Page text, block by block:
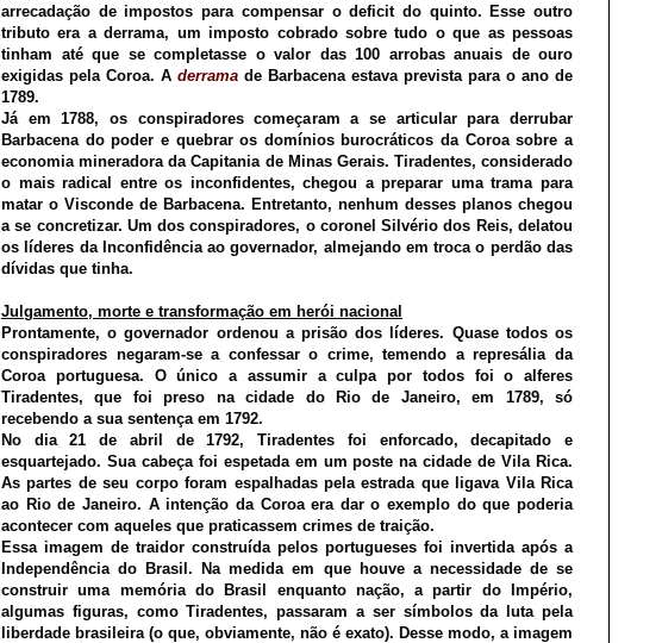
arrecadação de impostos para compensar o deficit do quinto. Esse outro
tributo era a derrama, um imposto cobrado sobre tudo o que as pessoas
tinham até que se completasse o valor das 100 arrobas anuais de ouro
exigidas pela Coroa. A derrama de Barbacena estava prevista para o ano de
1789.
Já em 1788, os conspiradores começaram a se articular para derrubar
Barbacena do poder e quebrar os domínios burocráticos da Coroa sobre a
economia mineradora da Capitania de Minas Gerais. Tiradentes, considerado
o mais radical entre os inconfidentes, chegou a preparar uma trama para
matar o Visconde de Barbacena. Entretanto, nenhum desses planos chegou
a se concretizar. Um dos conspiradores, o coronel Silvério dos Reis, delatou
os líderes da Inconfidência ao governador, almejando em troca o perdão das
dívidas que tinha.
Julgamento, morte e transformação em herói nacional
Prontamente, o governador ordenou a prisão dos líderes. Quase todos os
conspiradores negaram-se a confessar o crime, temendo a represália da
Coroa portuguesa. O único a assumir a culpa por todos foi o alferes
Tiradentes, que foi preso na cidade do Rio de Janeiro, em 1789, só
recebendo a sua sentença em 1792.
No dia 21 de abril de 1792, Tiradentes foi enforcado, decapitado e
esquartejado. Sua cabeça foi espetada em um poste na cidade de Vila Rica.
As partes de seu corpo foram espalhadas pela estrada que ligava Vila Rica
ao Rio de Janeiro. A intenção da Coroa era dar o exemplo do que poderia
acontecer com aqueles que praticassem crimes de traição.
Essa imagem de traidor construída pelos portugueses foi invertida após a
Independência do Brasil. Na medida em que houve a necessidade de se
construir uma memória do Brasil enquanto nação, a partir do Império,
algumas figuras, como Tiradentes, passaram a ser símbolos da luta pela
liberdade brasileira (o que, obviamente, não é exato). Desse modo, a imagem